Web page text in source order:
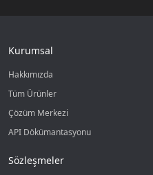
Kurumsal
Hakkımızda
Tüm Ürünler
Çözüm Merkezi
API Dökümantasyonu
Sözleşmeler